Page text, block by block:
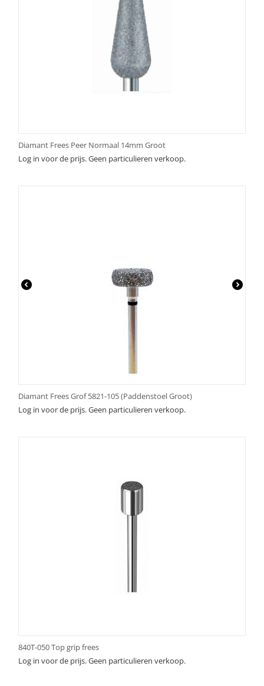
Diamant Frees Peer Normaal 14mm Groot
Log in voor de prijs. Geen particulieren verkoop.
Diamant Frees Grof 5821-105 (Paddenstoel Groot)
Log in voor de prijs. Geen particulieren verkoop.
840T-050 Top grip frees
Log in voor de prijs. Geen particulieren verkoop.